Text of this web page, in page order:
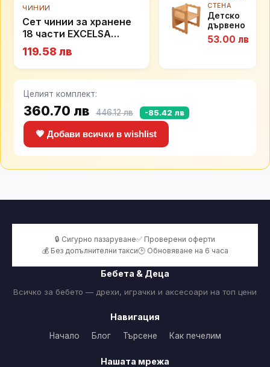
ЧИНИИ
Сет чинии за хранене
18 части EXCELSA
ETNICO
119.58 лв
СТЕНА
Детско
дървено
столче
53.00 лв
Целият комплект:
360.70 лв 446.12 лв -85.42 лв
💗 Добави всички в wishlist
🔒 Сигурно пазаруване✅ Проверени оферти
💰 Без допълнителни такси🕒 Обновяване на 6 часа
Бебета & Деца
Всичко за бебето — дрехи, играчки и аксесоари на топ цени
Навигация
Начало Блог Търсене Как печелим
Нашата мрежа